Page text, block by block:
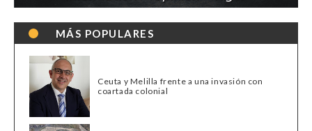
MÁS POPULARES
Ceuta y Melilla frente a una invasión con
coartada colonial